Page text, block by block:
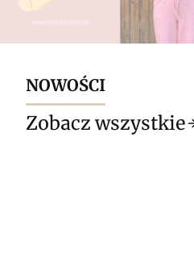
NOWOŚCI
Zobacz wszystkie